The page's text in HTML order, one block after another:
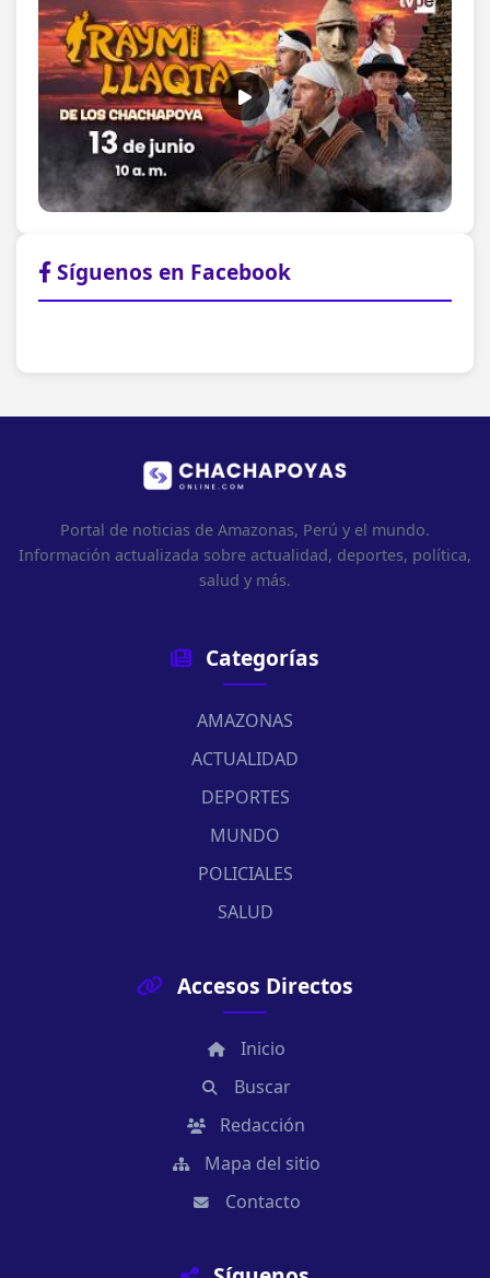
Síguenos en Facebook
Portal de noticias de Amazonas, Perú y el mundo.
Información actualizada sobre actualidad, deportes, política,
salud y más.
Categorías
AMAZONAS
ACTUALIDAD
DEPORTES
MUNDO
POLICIALES
SALUD
Accesos Directos
Inicio
Buscar
Redacción
Mapa del sitio
Contacto